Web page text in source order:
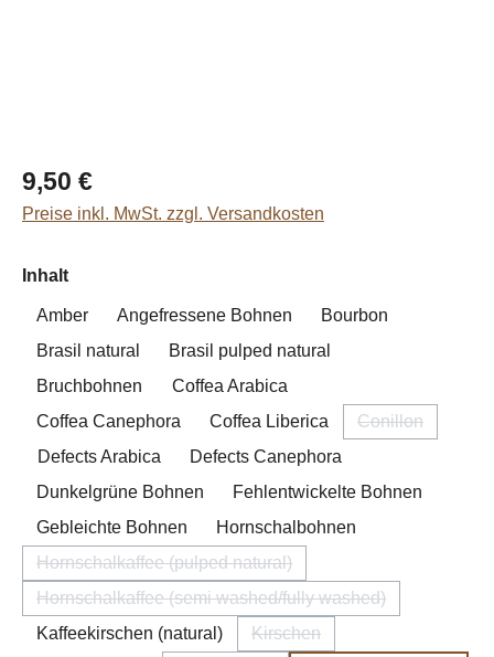
Regulärer Preis:
9,50 €
Preise inkl. MwSt. zzgl. Versandkosten
Inhaltauswählen
Amber Angefressene Bohnen
Bourbon
Brasil natural
Brasil pulped natural
Bruchbohnen
Coffea Arabica
Coffea Canephora
Coffea Liberica Conillon
(Diese Option
Defects Arabica
Defects Canephora
Dunkelgrüne Bohnen
Fehlentwickelte Bohnen
Gebleichte Bohnen
Hornschalbohnen
Hornschalkaffee (pulped natural)
(Diese Option ist zurzeit nicht verfügbar.)
Hornschalkaffee (semi washed/fully washed)
(Diese Option ist zurzeit nicht verfügbar.)
Kaffeekirschen (natural) Kirschen
(Diese Option ist zurzeit nicht